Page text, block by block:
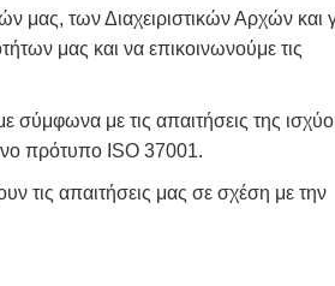
μας, των Διαχειριστικών Αρχών και
μας και να επικοινωνούμε τις
σύμφωνα με τις απαιτήσεις της
πρότυπο ISO 37001.
τις απαιτήσεις μας σε σχέση με την